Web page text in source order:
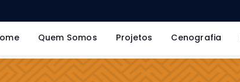
Quem Somos Projetos Cenografia